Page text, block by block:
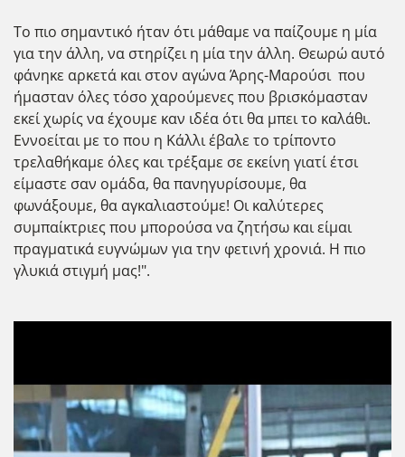
Το πιο σημαντικό ήταν ότι μάθαμε να παίζουμε η μία
για την άλλη, να στηρίζει η μία την άλλη. Θεωρώ αυτό
φάνηκε αρκετά και στον αγώνα Άρης-Μαρούσι που
ήμασταν όλες τόσο χαρούμενες που βρισκόμασταν
εκεί χωρίς να έχουμε καν ιδέα ότι θα μπει το καλάθι.
Εννοείται με το που η Κάλλι έβαλε το τρίποντο
τρελαθήκαμε όλες και τρέξαμε σε εκείνη γιατί έτσι
είμαστε σαν ομάδα, θα πανηγυρίσουμε, θα
φωνάξουμε, θα αγκαλιαστούμε! Οι καλύτερες
συμπαίκτριες που μπορούσα να ζητήσω και είμαι
πραγματικά ευγνώμων για την φετινή χρονιά. Η πιο
γλυκιά στιγμή μας!".